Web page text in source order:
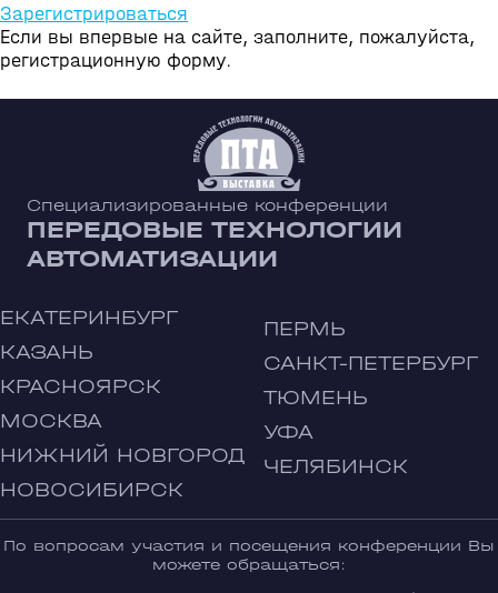
Зарегистрироваться
Если вы впервые на сайте, заполните, пожалуйста,
регистрационную форму.
Специализированные конференции
ПЕРЕДОВЫЕ ТЕХНОЛОГИИ
АВТОМАТИЗАЦИИ
ЕКАТЕРИНБУРГ
КАЗАНЬ
КРАСНОЯРСК
МОСКВА
НИЖНИЙ НОВГОРОД
НОВОСИБИРСК
ПЕРМЬ
САНКТ-ПЕТЕРБУРГ
ТЮМЕНЬ
УФА
ЧЕЛЯБИНСК
По вопросам участия и посещения конференции Вы
можете обращаться: